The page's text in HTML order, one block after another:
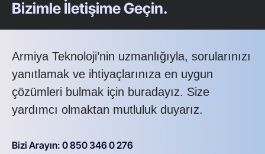
Bizimle İletişime Geçin.
Armiya Teknoloji’nin uzmanlığıyla, sorularınızı
yanıtlamak ve ihtiyaçlarınıza en uygun
çözümleri bulmak için buradayız. Size
yardımcı olmaktan mutluluk duyarız.
Bizi Arayın: 0 850 346 0 276